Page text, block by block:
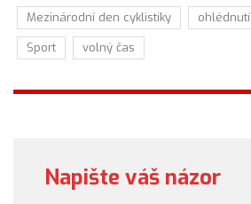
Mezinárodní den cyklistiky
ohlédnutí
Sport
volný čas
Napište váš názor